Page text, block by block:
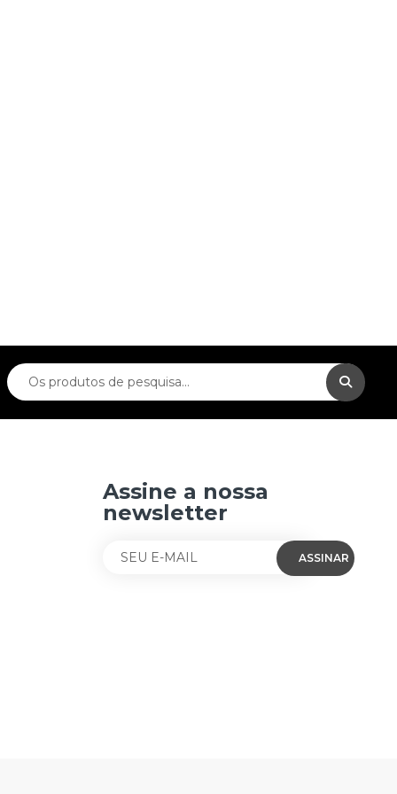
Assine a nossa
newsletter